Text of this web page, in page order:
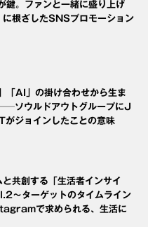
鍵。ファンと一緒に盛り上げ
に根ざしたSNSプロモーション
「AI」の掛け合わせから生ま
ソウルドアウトグループにJ
ジョインしたことの意味
共創する「生活者インサイ
～ターゲットのタイムライン
で求められる、生活に